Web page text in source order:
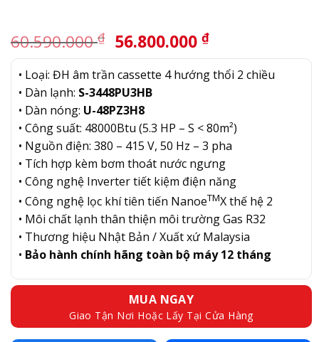
60.590.000₫ Giá
gốc
là:
60.590.000 ₫.
56.800.000 ₫Giá
hiện
tại
• Loại: ĐH âm trần cassette 4 hướng thổi 2 chiều
• Dàn lạnh: S-3448PU3HB
• Dàn nóng: U-48PZ3H8
• Công suất: 48000Btu (5.3 HP – S < 80m²)
• Nguồn điện: 380 – 415 V, 50 Hz – 3 pha
• Tích hợp kèm bơm thoát nước ngưng
• Công nghệ Inverter tiết kiệm điện năng
• Công nghệ lọc khí tiên tiến NanoeTMX thế hệ 2
• Môi chất lạnh thân thiện môi trường Gas R32
• Thương hiệu Nhật Bản / Xuất xứ Malaysia
• Bảo hành chính hãng toàn bộ máy 12 tháng
MUA NGAY
Giao Tận Nơi Hoặc Lấy Tại Cửa Hàng